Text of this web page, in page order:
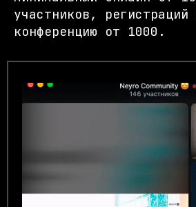
участников, регистраций
конференцию от 1000.